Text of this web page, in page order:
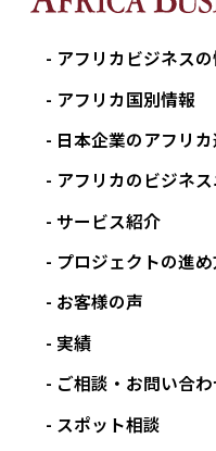
アフリカビジネス
アフリカ国別情報
日本企業のアフリ
アフリカのビジネ
サービス紹介
プロジェクトの進
お客様の声
実績
ご相談・お問い合
スポット相談